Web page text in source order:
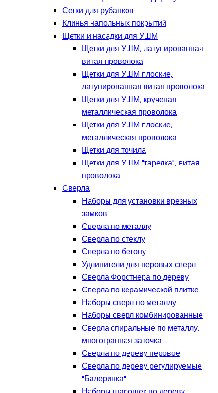
Сетки для рубанков
Клинья напольных покрытий
Щетки и насадки для УШМ
Щетки для УШМ, латунированная
витая проволока
Щетки для УШМ плоские,
латунированная витая проволока
Щетки для УШМ, крученая
металлическая проволока
Щетки для УШМ плоские,
металлическая проволока
Щетки для точила
Щетки для УШМ "тарелка", витая
проволока
Сверла
Наборы для установки врезных
замков
Сверла по металлу
Сверла по стеклу
Сверла по бетону
Удлинители для перовых сверл
Сверла Форстнера по дереву
Сверла по керамической плитке
Наборы сверл по металлу
Наборы сверл комбинированные
Сверла спиральные по металлу,
многогранная заточка
Сверла по дереву перовое
Сверла по дереву регулируемые
"Балеринка"